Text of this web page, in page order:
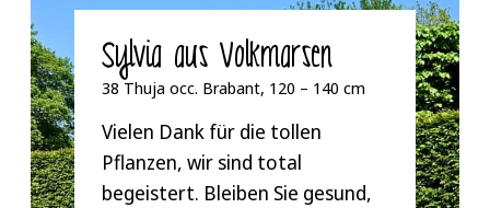
Sylvia aus Volkmarsen
38 Thuja occ. Brabant, 120 – 140 cm
Vielen Dank für die tollen
Pflanzen, wir sind total
begeistert. Bleiben Sie gesund,